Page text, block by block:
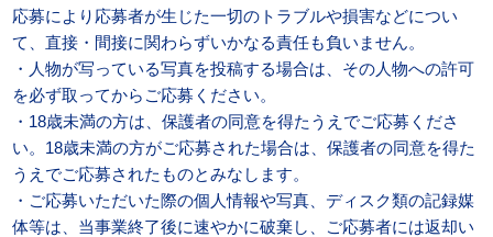
応募により応募者が生じた一切のトラブルや損害などについ
て、直接・間接に関わらずいかなる責任も負いません。
・人物が写っている写真を投稿する場合は、その人物への許可
を必ず取ってからご応募ください。
・18歳未満の方は、保護者の同意を得たうえでご応募くださ
い。18歳未満の方がご応募された場合は、保護者の同意を得た
うえでご応募されたものとみなします。
・ご応募いただいた際の個人情報や写真、ディスク類の記録媒
体等は、当事業終了後に速やかに破棄し、ご応募者には返却い